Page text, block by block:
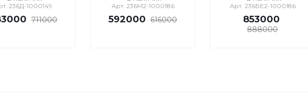
236Д-1000149
711000
Арт. 236М2-1000186
592000 616000
Арт. 236БЕ2-1000186
853000
888000